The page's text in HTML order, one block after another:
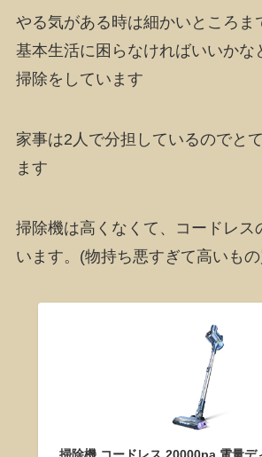
やる気がある時は細かいところま
基本生活に困らなければいいかな
掃除をしています
家事は2人で分担しているのでと
ます
掃除機は高くなくて、コードレス
います。(物持ち悪すぎて高いも
掃除機 コードレス 20000pa 電量デ